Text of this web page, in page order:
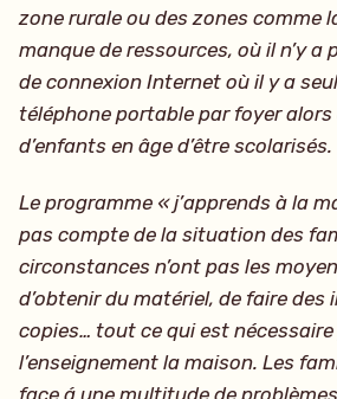
zone rurale ou des zones comme
manque de ressources, où il n’y a
de connexion Internet où il y a
téléphone portable par foyer alors
d’enfants en âge d’être scolarisés.
Le programme « j’apprends à la
pas compte de la situation des
circonstances n’ont pas les
d’obtenir du matériel, de faire des
copies… tout ce qui est
l’enseignement la maison. Les